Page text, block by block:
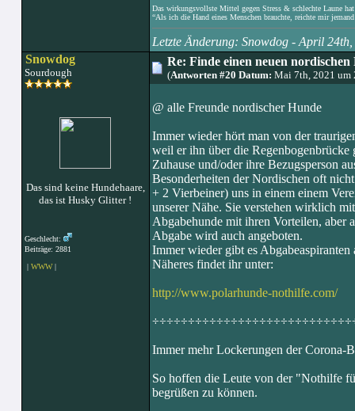
Das wirkungsvollste Mittel gegen Stress & schlechte Laune
“Als ich die Hand eines Menschen brauchte, reichte mir jemand
Letzte Änderung: Snowdog - April
Snowdog
Sourdough
Das sind keine Hundehaare,
das ist Husky Glitter !
Geschlecht:
Beiträge: 2881
| WWW|
Re: Finde einen neuen
(Antworten #20 Datum: Mai 7th, 2021 um
@ alle Freunde nordischer Hunde
Immer wieder hört man von der
weil er ihn über die Regenbogenbrücke
Zuhause und/oder ihre Bezugsperson
Besonderheiten der Nordischen oft
+ 2 Vierbeiner) uns in einem einem
unserer Nähe. Sie verstehen wirklich
Abgabehunde mit ihren Vorteilen, aber
Abgabe wird auch angeboten.
Immer wieder gibt es
Näheres findet ihr unter:
http://www.polarhunde-nothilfe.com/
Immer mehr Lockerungen der Corona-
So hoffen die Leute von der "Nothilfe
begrüßen zu können.